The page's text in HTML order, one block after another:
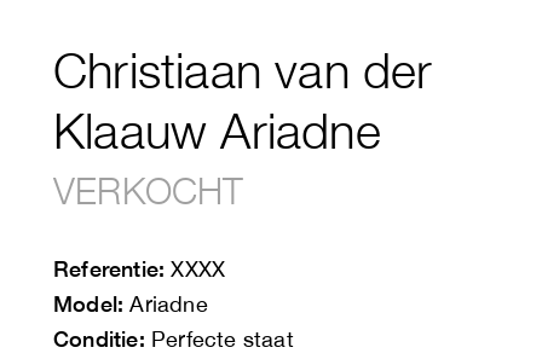
Christiaan van der
Klaauw Ariadne
VERKOCHT
Referentie: XXXX
Model: Ariadne
Conditie: Perfecte staat